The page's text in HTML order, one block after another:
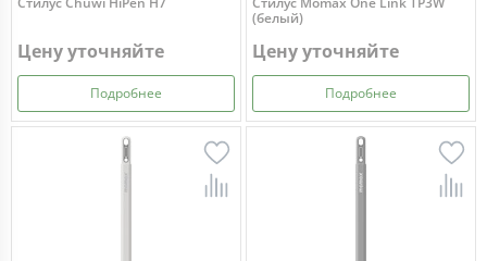
Цену уточняйте
Подробнее
(белый)
Цену уточняйте
Подробнее